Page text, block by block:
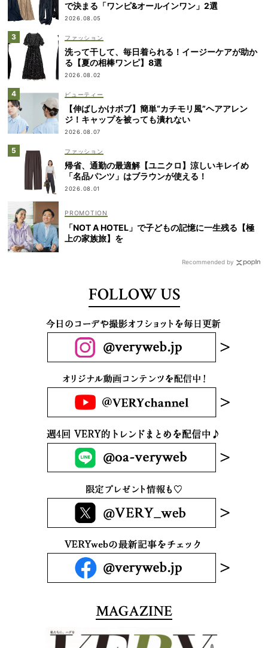
で決まる「ワンピ&オールインワン」2選
2026.08.05
ファッション
洗って干して、毎日着られる！イージーケアが助か
る【夏の相棒ワンピ】8選
2026.08.02
ビューティー
【伸ばしかけボブ】簡単“カチモリ風”ヘアアレン
ジ！キャップを被っても潰れない
2026.08.07
ファッション
帰省、通勤の最適解【ユニクロ】涼しいキレイめ
「名品パンツ」はブラウンが使える！
2026.08.01
「NOT A HOTEL」で子どもの記憶に一生残る【極
上の家族旅】を
Recommended by
FOLLOW US
MAGAZINE